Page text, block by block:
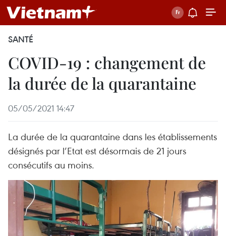
SANTÉ
COVID-19 : changement de
la durée de la quarantaine
05/05/2021 14:47
La durée de la quarantaine dans les établissements
désignés par l’Etat est désormais de 21 jours
consécutifs au moins.